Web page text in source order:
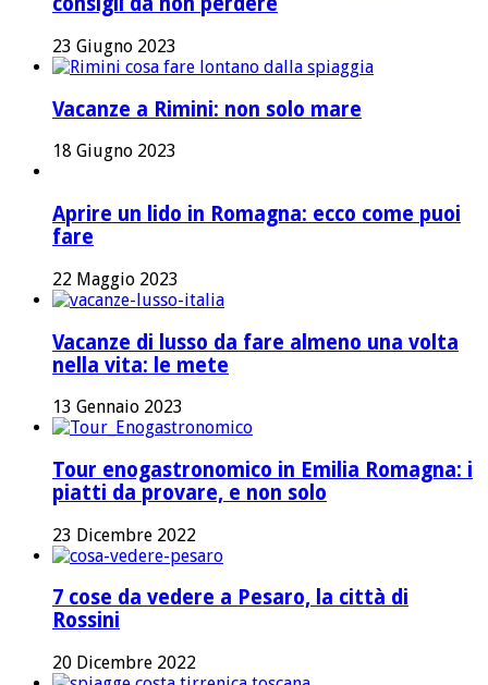
23 Giugno 2023
Vacanze a Rimini: non solo mare
18 Giugno 2023
Aprire un lido in Romagna: ecco come puoi
fare
22 Maggio 2023
Vacanze di lusso da fare almeno una volta
nella vita: le mete
13 Gennaio 2023
Tour enogastronomico in Emilia Romagna: i
piatti da provare, e non solo
23 Dicembre 2022
7 cose da vedere a Pesaro, la città di
Rossini
20 Dicembre 2022